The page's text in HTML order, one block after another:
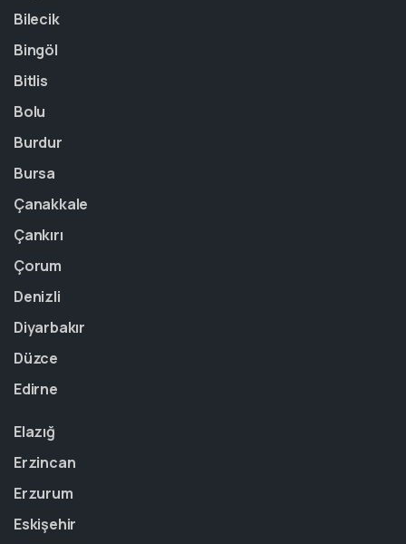
Bilecik
Bingöl
Bitlis
Bolu
Burdur
Bursa
Çanakkale
Çankırı
Çorum
Denizli
Diyarbakır
Düzce
Edirne
Elazığ
Erzincan
Erzurum
Eskişehir